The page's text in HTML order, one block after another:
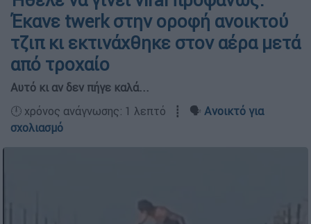
Έκανε twerk στην οροφή ανοικτού
τζιπ κι εκτινάχθηκε στον αέρα μετά
από τροχαίο
Αυτό κι αν δεν πήγε καλά...
🕛 χρόνος ανάγνωσης: 1 λεπτό ┋ 🗣️ Ανοικτό για
σχολιασμό